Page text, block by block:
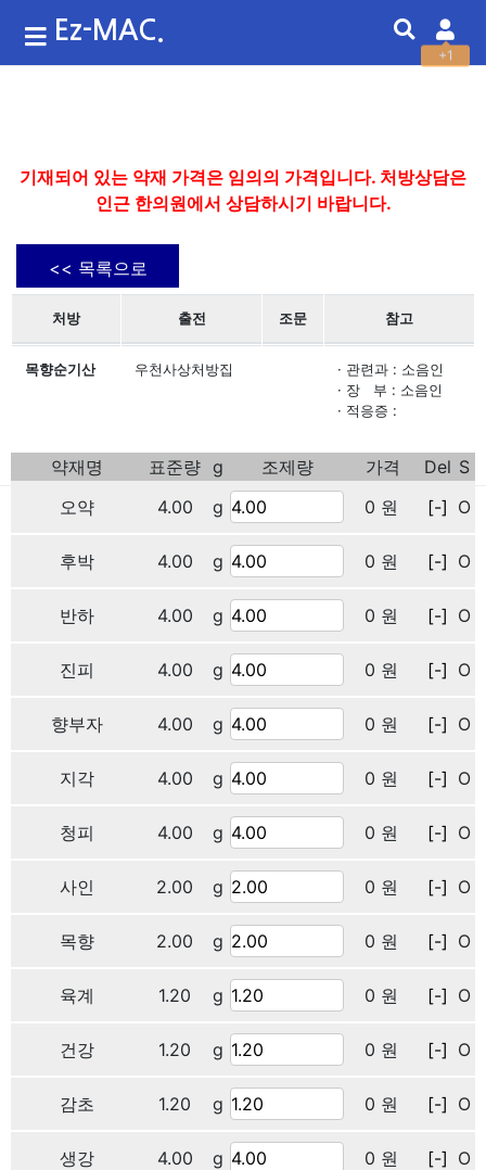
Ez-MAC.
+1
기재되어 있는 약재 가격은 임의의 가격입니다. 처방상담은
인근 한의원에서 상담하시기 바랍니다.
<< 목록으로
처방 출전 조문 참고
목향순기산 우천사상처방집
· 관련과 : 소음인
· 장 부 : 소음인
· 적응증 :
약재명 표준량 g 조제량 가격 Del S
오약
4.00 g 0 원 [-] O
후박 4.00 g 0 원 [-] O
반하 4.00 g 0 원 [-] O
진피 4.00 g 0 원 [-] O
향부자 4.00 g 0 원 [-] O
지각 4.00 g 0 원 [-] O
청피 4.00 g 0 원 [-] O
사인 2.00 g 0 원 [-] O
목향 2.00 g 0 원 [-] O
육계 1.20 g 0 원 [-] O
건강 1.20 g 0 원 [-] O
감초 1.20 g 0 원 [-] O
생강 4.00 g 0 원 [-] O